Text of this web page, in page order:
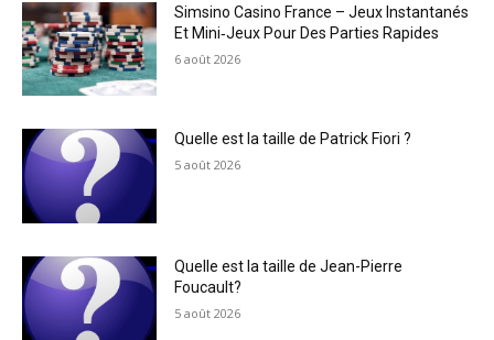
Simsino Casino France – Jeux Instantanés
Et Mini‑Jeux Pour Des Parties Rapides
6 août 2026
Quelle est la taille de Patrick Fiori ?
5 août 2026
Quelle est la taille de Jean-Pierre
Foucault?
5 août 2026